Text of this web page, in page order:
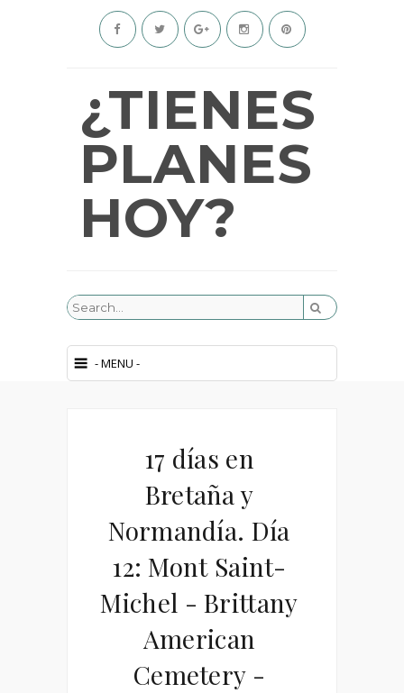
¿TIENES
PLANES
HOY?
17 días en
Bretaña y
Normandía. Día
12: Mont Saint-
Michel - Brittany
American
Cemetery -